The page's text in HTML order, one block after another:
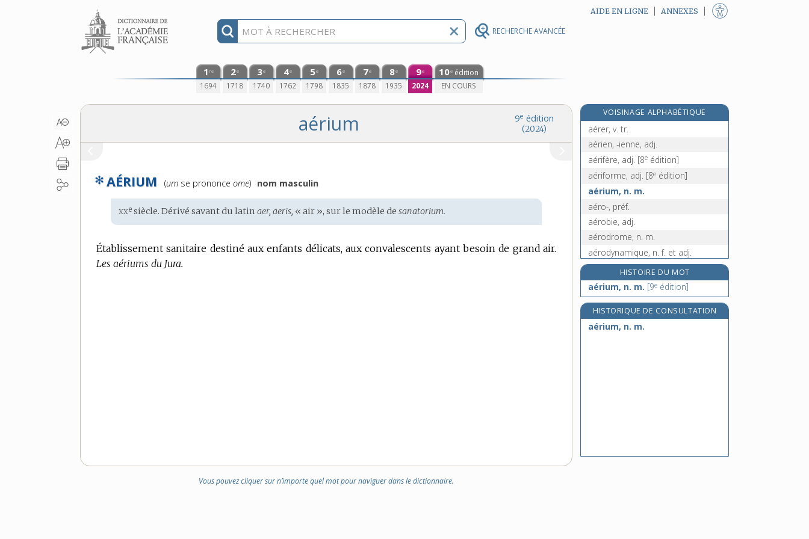
RECHERCHE AVANCÉE
Aller au contenu AIDE EN LIGNE ANNEXES
1 re
1694
2e
1718
3e
1740
4e
1762
5e
1798
6e
1835
7e
1878
8e
1935
9e
2024
10e édition
EN COURS
9e édition
(2024)
aérium
✻ AÉRIUM
Prononciation
(um se prononceome) nom masculin
Étymologie
:
xxe siècle. Dérivé savant dulatin aer, aeris, « air », sur le modèle desanatorium.
Établissement sanitaire destiné aux enfants délicats, aux convalescents ayant besoin de grand air.
Les aériums du Jura.
Vous pouvez cliquer sur n’importe quel mot pour naviguer dans le dictionnaire.
VOISINAGE ALPHABÉTIQUE
aéré, ée, adj.[8 eédition]
aérer, v. tr.
aérien, -ienne, adj.
aérifère, adj. [8e édition]
aériforme, adj. [8e édition]
aérium, n. m.
aéro-, préf.
aérobie, adj.
aérodrome, n. m.
aérodynamique, n. f. et adj.
aérodynamisme, n. m.
aérogare, n. f.
aérogastrie, n. f.
aéroglisseur, n. m.
aérographie, n. f.
HISTOIRE DU MOT
aérium, n. m. [9e édition]
HISTORIQUE DE CONSULTATION
aérium, n. m.